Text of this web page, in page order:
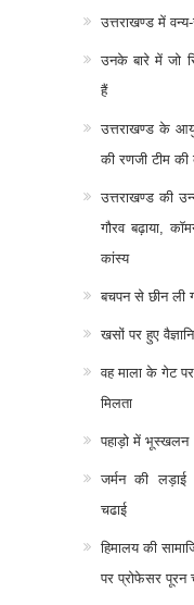
उत्तराखण्ड में
उनके बारे में जो
हैं
उत्तराखण्ड के
की रणजी टीम की
उत्तराखण्ड की
गौरव बढ़ाया,
कांस्य
बचपन से छीन ली
खसों पर हुए
वह माला के गेट
मिलता
पहाड़ो में भूस्खलन
जर्मन की
चढाई
हिमालय की
पर प्रोफेसर पूरन